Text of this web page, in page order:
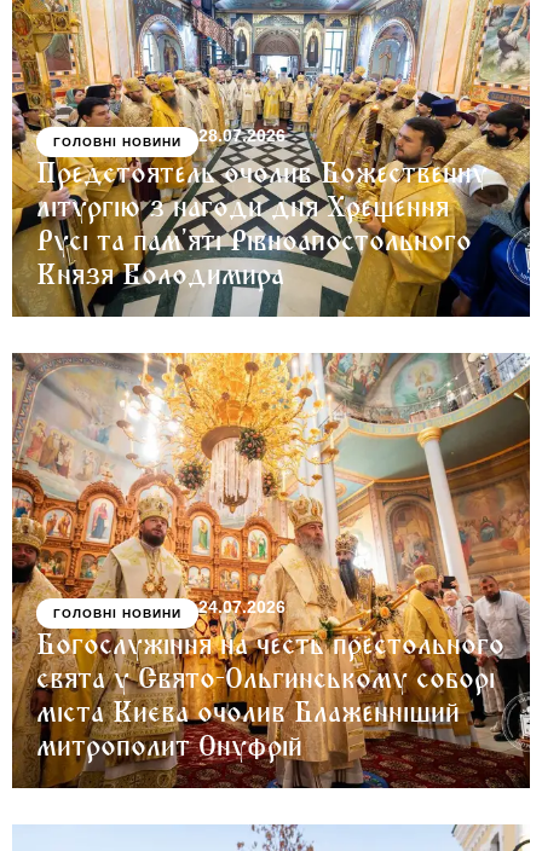
ГОЛОВНІ НОВИНИ 28.07.2026
Предстоятель очолив Божественну
літургію з нагоди дня Хрещення
Русі та пам’яті Рівноапостольного
Князя Володимира
ГОЛОВНІ НОВИНИ 24.07.2026
Богослужіння на честь престольного
свята у Свято-Ольгинському соборі
міста Києва очолив Блаженніший
митрополит Онуфрій